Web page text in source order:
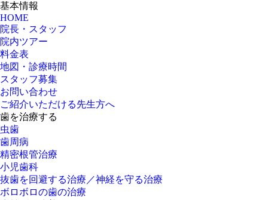
基本情報
HOME
院長・スタッフ
院内ツアー
料金表
地図・診療時間
スタッフ募集
お問い合わせ
ご紹介いただける先生方へ
歯を治療する
虫歯
歯周病
精密根管治療
小児歯科
抜歯を回避する治療／神経を守る治療
ボロボロの歯の治療